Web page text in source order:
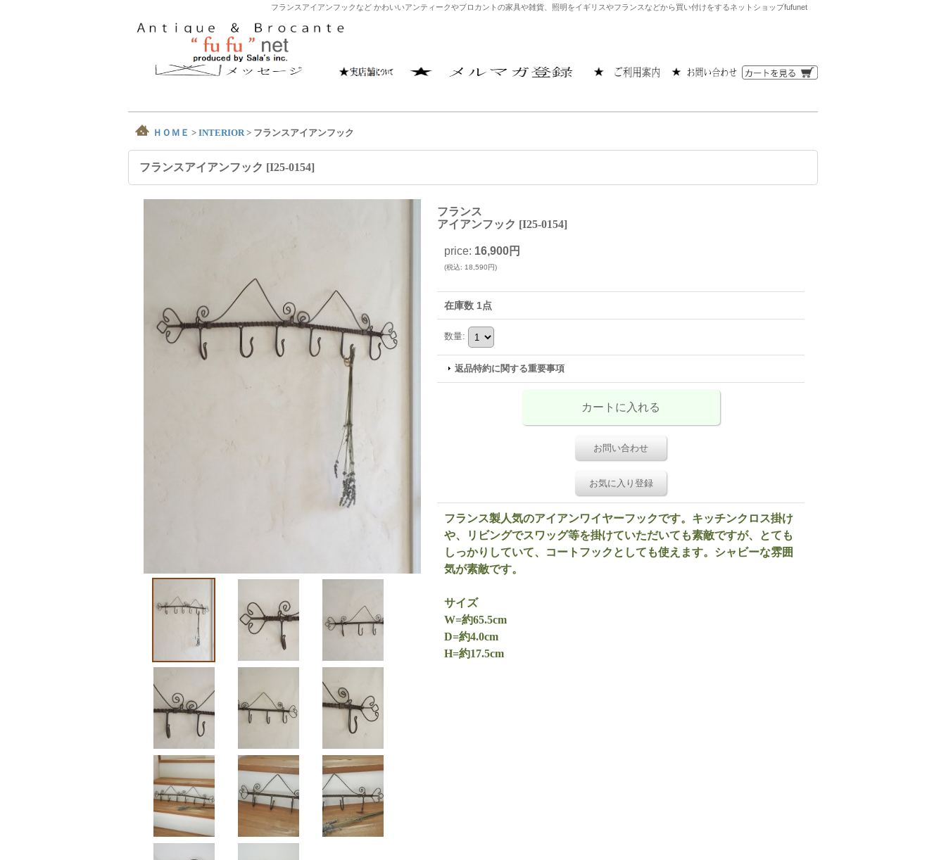
フランスアイアンフックなど かわいいアンティークやブロカントの家具や雑貨、照明をイギリスやフランスなどから買い付けをするネットショップfufunet
ＨＯＭＥ > INTERIOR > フランスアイアンフック
フランスアイアンフック [I25-0154]
フランス
アイアンフック [I25-0154]
price: 16,900円
(税込: 18,590円)
在庫数 1点
数量:
返品特約に関する重要事項
お問い合わせ
お気に入り登録
フランス製人気のアイアンワイヤーフックです。キッチンクロス掛け
や、リビングでスワッグ等を掛けていただいても素敵ですが、とても
しっかりしていて、コートフックとしても使えます。シャビーな雰囲
気が素敵です。
サイズ
W=約65.5cm
D=約4.0cm
H=約17.5cm